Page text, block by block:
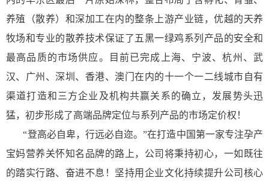
养殖（散养）和深加工在内的整条上游产业链，优越的天养
牧场和专业的散养技术保证了五黑一绿鸡系列产品的安全和
最高品质的市场供应。目前已完成上海、宁波、杭州、武
汉、广州、深圳、香港、澳门在内的十一个一二线城市自有
渠道打造和三方企业及机构共赢关系的确立，发展势头迅
猛，初步形成了高端品牌定位与系列产品的市场定价权！
“登高必自卑，行远必自迩。”在打造中国第一家专注孕产
宝妈营养关怀知名品牌的路上，公司将秉持初心，一如既往
的踏实行路、奋进不息！坚持用企业文化持续提升公司核心